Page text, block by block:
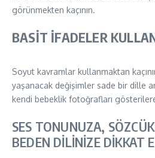
görünmekten kaçının.
BASİT İFADELER
Soyut kavramlar kullanmaktan
yaşanacak değişimler sade bir dille
kendi bebeklik fotoğrafları
SES TONUNUZA,
BEDEN DİLİNİZE DİKKAT